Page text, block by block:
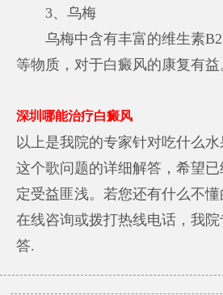
3、乌梅
乌梅中含有丰富的维生素B2
等物质，对于白癜风的康复有益
深圳哪能治疗白癜风
以上是我院的专家针对吃什么
这个歌问题的详细解答，希望
定受益匪浅。若您还有什么不
在线咨询或拨打热线电话，我
答.